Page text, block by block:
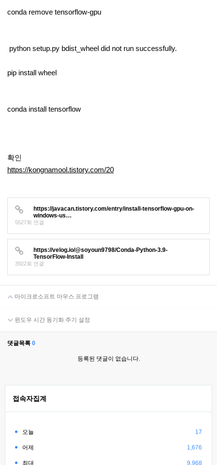
conda remove tensorflow-gpu
python setup.py bdist_wheel did not run successfully.
pip install wheel
conda install tensorflow
확인
https://kongnamool.tistory.com/20
https://javacan.tistory.com/entry/install-tensorflow-gpu-on-
windows-us…
5527회 연결
https://velog.io/@soyoun9798/Conda-Python-3.9-
TensorFlow-Install
3922회 연결
마이크로소프트 마우스 프로그램
윈도우 시간 동기화 주기 설정
댓글목록 0
등록된 댓글이 없습니다.
접속자집계
오늘 17
어제 1,676
최대 9,968